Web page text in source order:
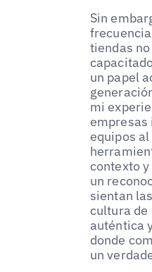
Sin
tiendas
un papel
mi
empresas
equipos
contexto
un
sientan
cultura de
auténtica
donde
un